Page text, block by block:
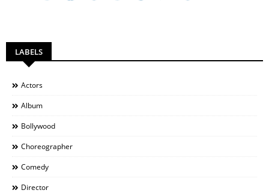
LABELS
Actors
Album
Bollywood
Choreographer
Comedy
Director